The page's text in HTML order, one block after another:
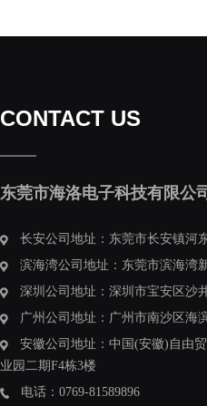
CONTACT US
东莞市海洛电子科技有限公司
长安公司地址：东莞市长安镇河
滨海湾公司地址：东莞市滨海湾
深圳公司地址：深圳市宝安区沙
广州公司地址：广州市南沙区海
安徽公司地址：中国(安徽)自由
业园二期F4栋3楼
电话：0769-81589896